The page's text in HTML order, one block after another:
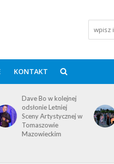
KONTAKT
Dave Bo w kolejnej
odsłonie Letniej
Sceny Artystycznej w
Tomaszowie
Mazowieckim